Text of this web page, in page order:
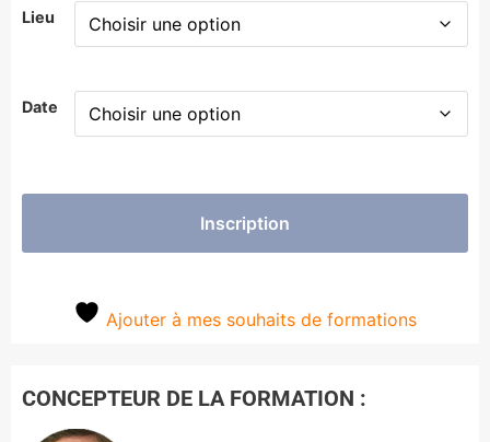
Lieu
Date
Inscription
Ajouter à mes souhaits de formations
CONCEPTEUR DE LA FORMATION :